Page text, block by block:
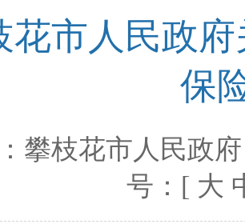
花市人民政
保
攀枝花市人民政府
号：[ 大